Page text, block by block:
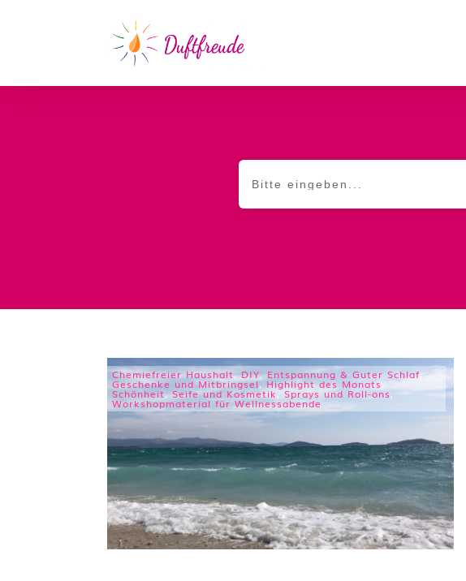
Chemiefreier Haushalt,DIY,Entspannung & Guter Schlaf,
Geschenke und Mitbringsel, Highlight des Monats,
Schönheit,Seife und Kosmetik,Sprays und Roll-ons,
Workshopmaterial für Wellnessabende